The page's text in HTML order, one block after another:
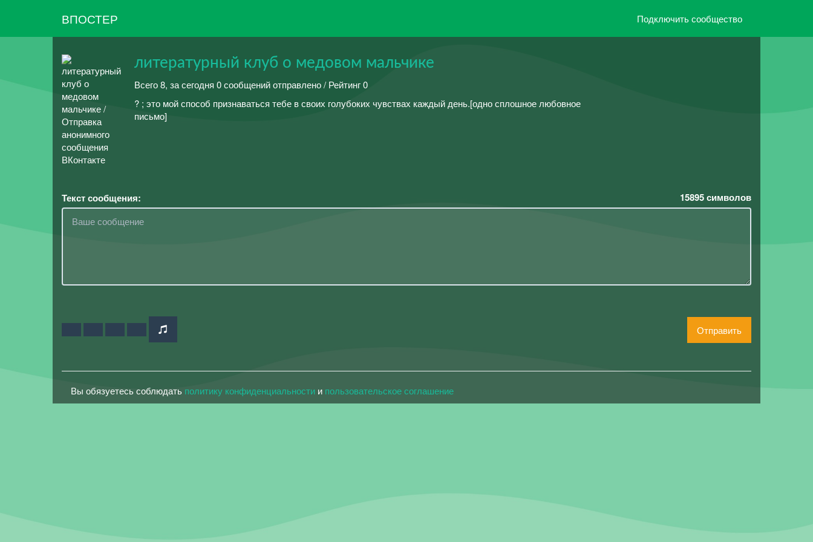
ВПОСТЕР Подключить сообщество
литературный клуб о медовом мальчике
Всего 8, за сегодня 0 сообщений отправлено / Рейтинг 0
? ; это мой способ признаваться тебе в своих голубоких чувствах каждый день.[одно сплошное любовное
письмо]
Текст сообщения: 15895символов
Отправить
Вы обязуетесь соблюдать политику конфиденциальности и пользовательское соглашение